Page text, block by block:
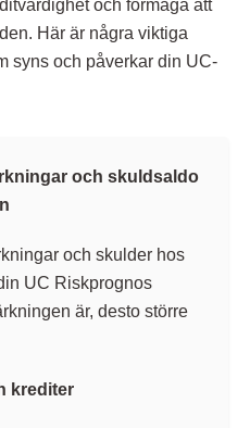
och förmåga att
Här är några viktiga
syns och påverkar din UC-
och skuldsaldo
och skulder hos
UC Riskprognos
är, desto större
krediter